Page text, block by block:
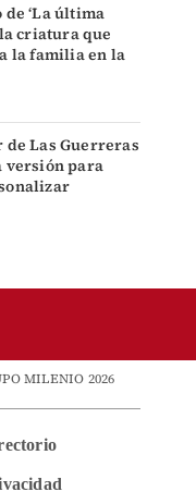
‘La última
la criatura que
la familia en la
Las Guerreras
versión para
MILENIO 2026